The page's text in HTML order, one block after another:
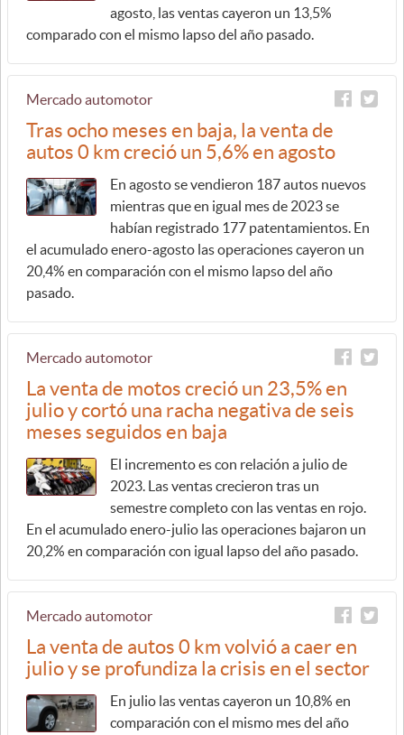
agosto, las ventas cayeron un 13,5%
comparado con el mismo lapso del año pasado.
Mercado automotor
Tras ocho meses en baja, la venta de
autos 0 km creció un 5,6% en agosto
En agosto se vendieron 187 autos nuevos
mientras que en igual mes de 2023 se
habían registrado 177 patentamientos. En
el acumulado enero-agosto las operaciones cayeron un
20,4% en comparación con el mismo lapso del año
pasado.
Mercado automotor
La venta de motos creció un 23,5% en
julio y cortó una racha negativa de seis
meses seguidos en baja
El incremento es con relación a julio de
2023. Las ventas crecieron tras un
semestre completo con las ventas en rojo.
En el acumulado enero-julio las operaciones bajaron un
20,2% en comparación con igual lapso del año pasado.
Mercado automotor
La venta de autos 0 km volvió a caer en
julio y se profundiza la crisis en el sector
En julio las ventas cayeron un 10,8% en
comparación con el mismo mes del año